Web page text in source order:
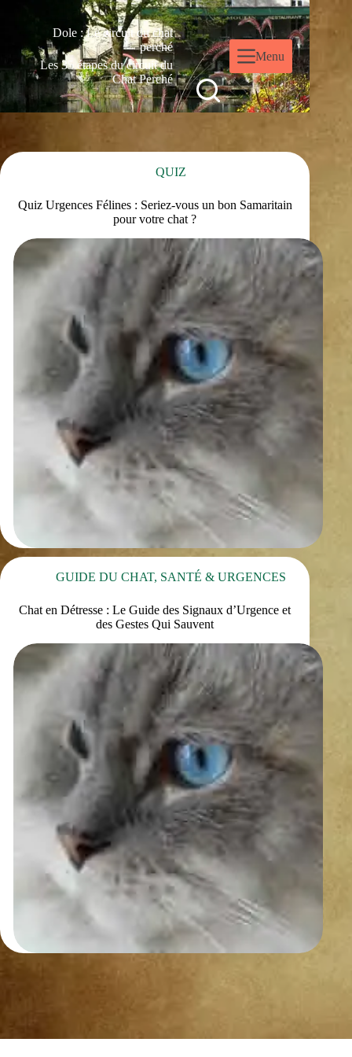
Dole : Le circuit du chat
perché
Les 35 étapes du circuit du
Chat Perché
Menu
QUIZ
Quiz Urgences Félines : Seriez-vous un bon Samaritain
pour votre chat ?
GUIDE DU CHAT, SANTÉ & URGENCES
Chat en Détresse : Le Guide des Signaux d’Urgence et
des Gestes Qui Sauvent